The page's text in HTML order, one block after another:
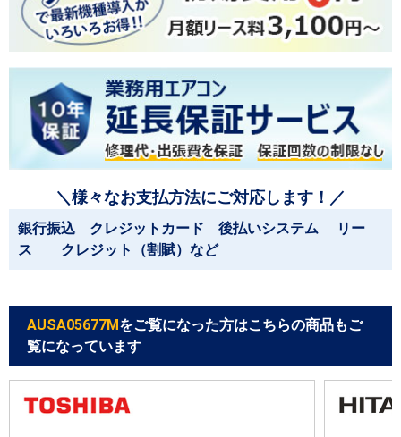
＼様々なお支払方法にご対応します！／
銀行振込 クレジットカード 後払いシステム リー
ス クレジット（割賦）など
AUSA05677M をご覧になった方はこちらの商品もご
覧になっています